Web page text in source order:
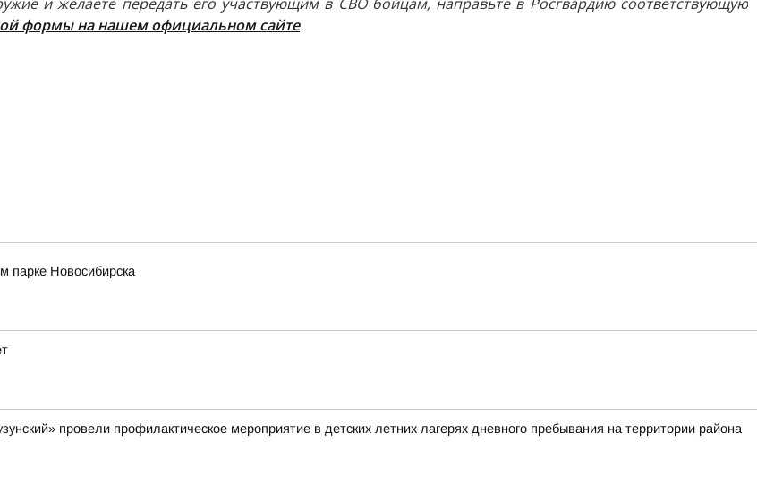
формы на нашем официальном сайте.
парке Новосибирска
провели профилактическое мероприятие в детских летних лагерях дневного пребывания на территории района